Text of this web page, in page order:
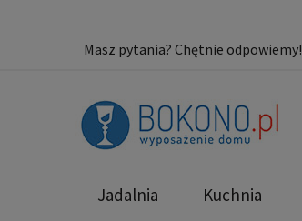
Masz pytania? Chętnie odpowiemy!
Jadalnia Kuchnia